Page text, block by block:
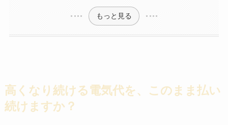
もっと見る
高くなり続ける電気代を、このまま払い
続けますか？